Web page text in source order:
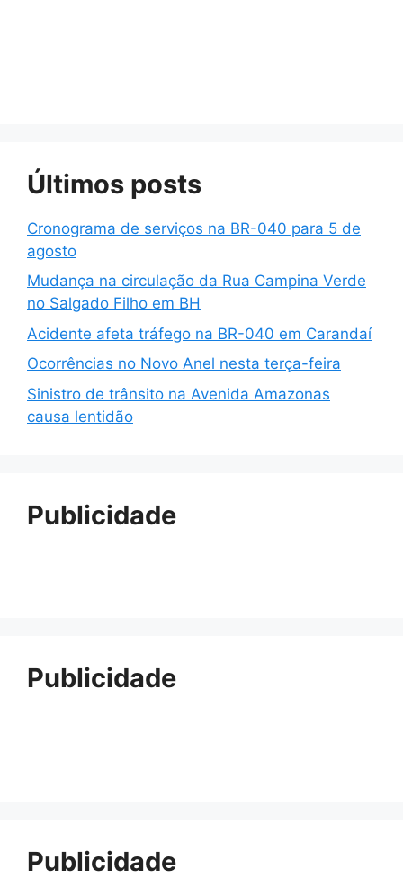
Últimos posts
Cronograma de serviços na BR-040 para 5 de
agosto
Mudança na circulação da Rua Campina Verde
no Salgado Filho em BH
Acidente afeta tráfego na BR-040 em Carandaí
Ocorrências no Novo Anel nesta terça-feira
Sinistro de trânsito na Avenida Amazonas
causa lentidão
Publicidade
Publicidade
Publicidade